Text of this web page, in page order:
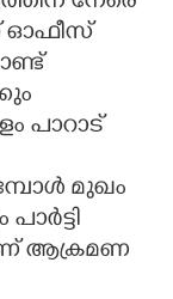
ഓഫീസ്
പാറാട്
മുഖം
ആക്രമണ